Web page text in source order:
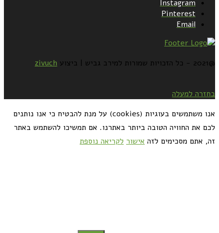
Instagram
Pinterest
Email
@2021 - כל הזכויות שמורות למירב גביש | ביצוע zivuch
בחזרה למעלה
אנו משתמשים בעוגיות (cookies) על מנת להבטיח כי אנו נותנים
לכם את החוויה הטובה ביותר באתרנו. אם תמשיכו להשתמש באתר
זה, אתם מסכימים לזה אישור לקריאה נוספת